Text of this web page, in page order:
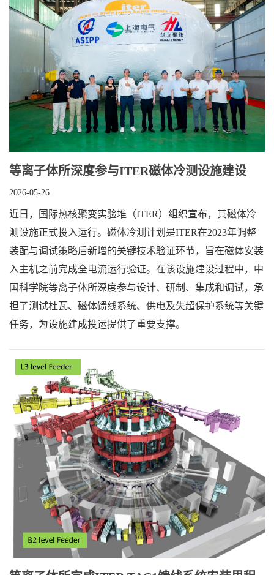
等离子体所深度参与ITER磁体冷测设施建设
2026-05-26
近日，国际热核聚变实验堆（ITER）组织宣布，其磁体冷
测设施正式投入运行。磁体冷测计划是ITER在2023年调整
装配与调试策略后新增的关键技术验证环节，旨在磁体安装
入主机之前完成全电流运行验证。在该设施建设过程中，中
国科学院等离子体所深度参与设计、研制、集成和调试，承
担了测试杜瓦、磁体馈线系统、供电及失超保护系统等关键
任务，为设施建成投运提供了重要支撑。